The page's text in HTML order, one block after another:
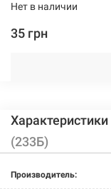
Нет в наличии
35 грн
Характеристики
(233Б)
Производитель: